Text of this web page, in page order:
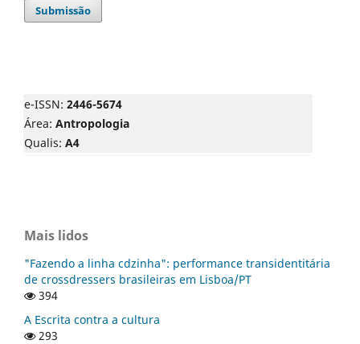
Submissão
e-ISSN: 2446-5674
Área: Antropologia
Qualis: A4
Mais lidos
"Fazendo a linha cdzinha": performance transidentitária
de crossdressers brasileiras em Lisboa/PT
394
A Escrita contra a cultura
293